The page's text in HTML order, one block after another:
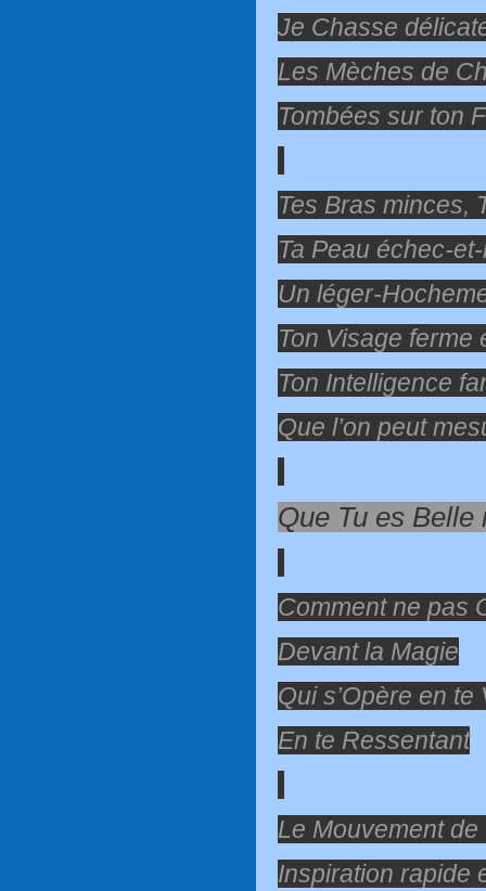
Je Chasse
Les Mèches de
Tombées sur ton
Tes Bras minces,
Ta Peau échec-
Un léger-
Ton Visage ferme
Ton Intelligence
Que l’on peut
Que Tu es Belle
Comment ne pas
Devant la Magie
Qui s’Opère en te
En te Ressentant
Le Mouvement
Inspiration rapide